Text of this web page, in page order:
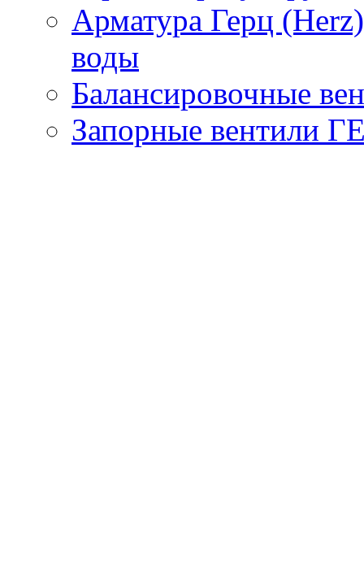
Арматура Герц
воды
Балансировочные
Запорные вентили